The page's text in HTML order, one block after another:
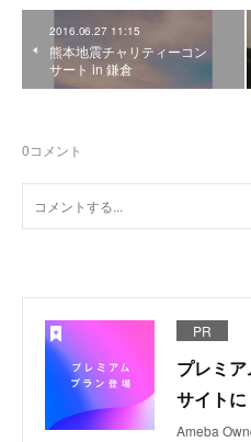
2016.06.27 11:15
熊本地震チャリティーコン
サート in 鎌倉
0コメント
PR
プレミ
サイトに
Ameba